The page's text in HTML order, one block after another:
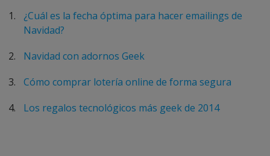
¿Cuál es la fecha óptima para hacer emailings de
Navidad?
Navidad con adornos Geek
Cómo comprar lotería online de forma segura
Los regalos tecnológicos más geek de 2014